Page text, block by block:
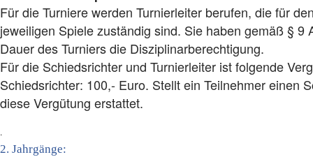
Für die Turniere werden Turnierleiter berufen, die für
jeweiligen Spiele zuständig sind. Sie haben gemäß § 9
Dauer des Turniers die Disziplinarberechtigung.
Für die Schiedsrichter und Turnierleiter ist folgende
Schiedsrichter: 100,- Euro. Stellt ein Teilnehmer einen
diese Vergütung erstattet.
.
2. Jahrgänge: